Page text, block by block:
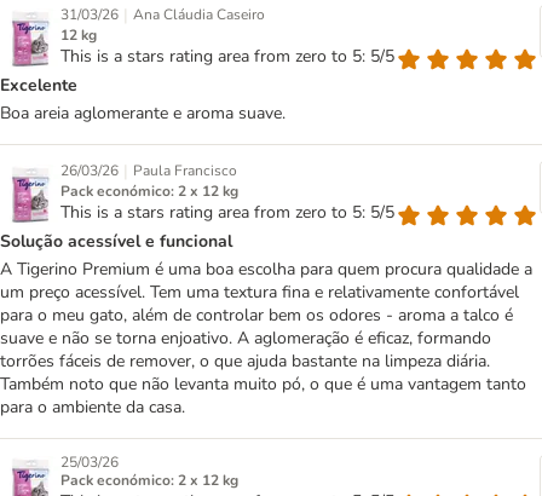
31/03/26 | Ana Cláudia Caseiro
12 kg
This is a stars rating area from zero to 5: 5/5
Excelente
Boa areia aglomerante e aroma suave.
26/03/26 | Paula Francisco
Pack económico: 2 x 12 kg
This is a stars rating area from zero to 5: 5/5
Solução acessível e funcional
A Tigerino Premium é uma boa escolha para quem procura qualidade a
um preço acessível. Tem uma textura fina e relativamente confortável
para o meu gato, além de controlar bem os odores - aroma a talco é
suave e não se torna enjoativo. A aglomeração é eficaz, formando
torrões fáceis de remover, o que ajuda bastante na limpeza diária.
Também noto que não levanta muito pó, o que é uma vantagem tanto
para o ambiente da casa.
25/03/26
Pack económico: 2 x 12 kg